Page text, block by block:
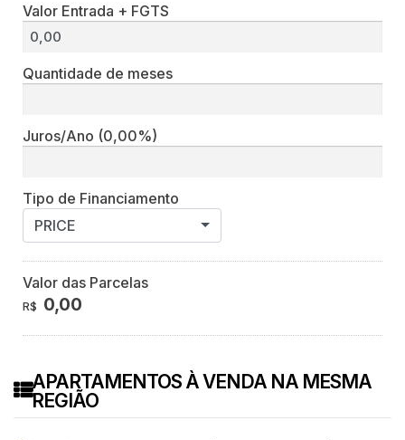
Valor Entrada + FGTS
Quantidade de meses
Juros/Ano (0,00%)
Tipo de Financiamento
PRICE
Valor das Parcelas
R$ 0,00
APARTAMENTOS À VENDA NA MESMA
REGIÃO